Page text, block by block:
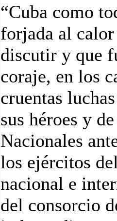
“Cuba como
forjada al calor
discutir y que
coraje, en los
cruentas
sus héroes y
Nacionales
los ejércitos
nacional e
del consorcio